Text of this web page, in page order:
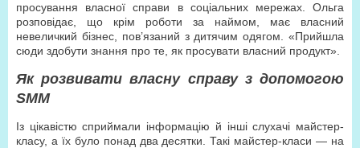
просування власної справи в соціальних мережах. Ольга
розповідає, що крім роботи за наймом, має власний
невеличкий бізнес, пов’язаний з дитячим одягом. «Прийшла
сюди здобути знання про те, як просувати власний продукт».
Як розвивати власну справу з допомогою
SММ
Із цікавістю сприймали інформацію й інші слухачі майстер-
класу, а їх було понад два десятки. Такі майстер-класи — на